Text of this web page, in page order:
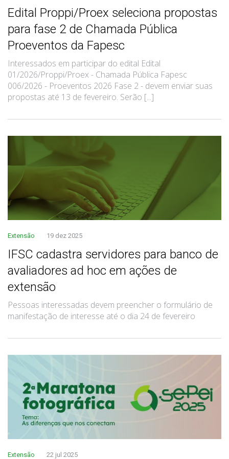
Edital Proppi/Proex seleciona propostas
para fase 2 de Chamada Pública
Proeventos da Fapesc
Interessados em participar do edital Edital
01/2026/Proppi/Proex - Chamada Pública Fapesc
006/2026 - Proeventos 2026 Fase 2 - devem enviar suas
propostas até 13 de fevereiro. Serão [...]
Extensão 19 dez 2025
IFSC cadastra servidores para banco de
avaliadores ad hoc em ações de
extensão
Pessoas interessadas devem preencher o formulário de
manifestação de interesse até o dia 24 de fevereiro
Extensão 22 jul 2025